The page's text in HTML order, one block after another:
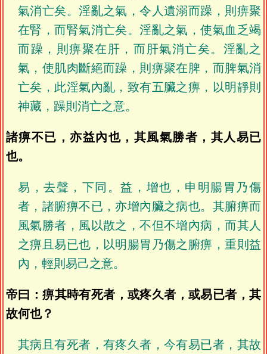
氣消亡矣。淫亂之氣，令人遺溺而躁，則痹聚
在腎，而腎氣消亡矣。淫亂之氣，使氣血乏竭
而躁，則痹聚在肝，而肝氣消亡矣。淫亂之
氣，使肌肉斷絕而躁，則痹聚在脾，而脾氣消
亡矣，此淫氣內亂，致有五臟之痹，以明靜則
神藏，躁則消亡之意。
諸痹不已，亦益內也，其風氣勝者，其人易已
也。
易，去聲，下同。益，增也，申明腸胃乃傷
者，諸腑痹不已，亦增內臟之病也。其腑痹而
風氣勝者，風以散之，不但不增內病，而其人
之痹且易已也，以明腸胃乃傷之腑痹，重則益
內，輕則易己之意。
帝曰：痹其時有死者，或疼久者，或易已者，其
故何也？
其病且有死者，有疼久者，今有易已者，其故